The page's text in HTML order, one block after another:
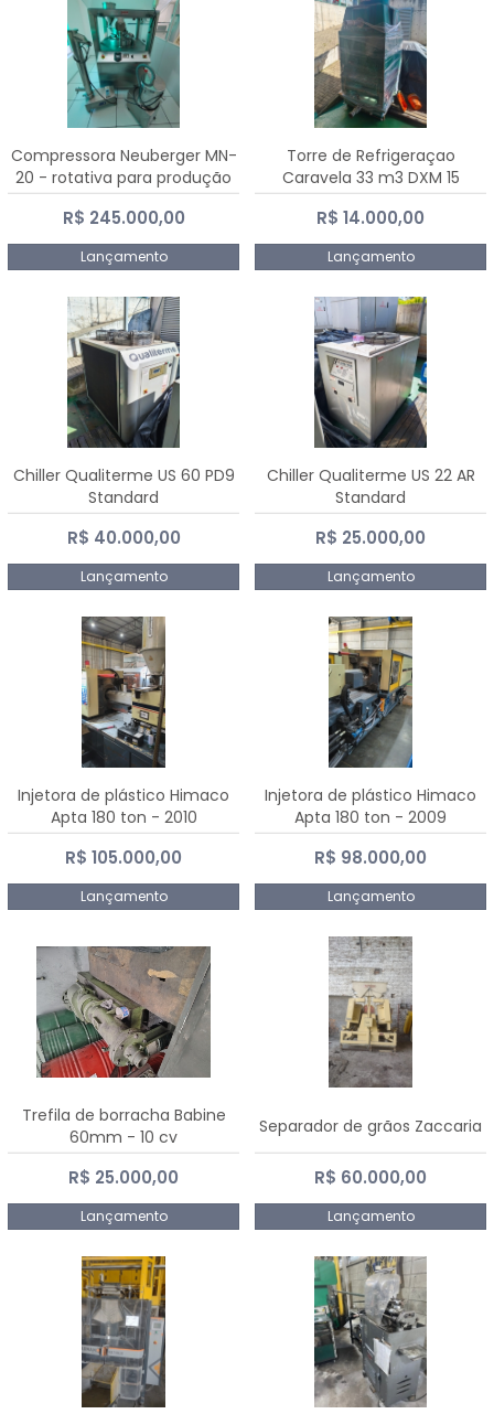
Compressora Neuberger MN-
20 - rotativa para produção
de comprimidos
R$ 245.000,00
Lançamento
Torre de Refrigeraçao
Caravela 33 m3 DXM 15
R$ 14.000,00
Lançamento
Chiller Qualiterme US 60 PD9
Standard
R$ 40.000,00
Lançamento
Chiller Qualiterme US 22 AR
Standard
R$ 25.000,00
Lançamento
Injetora de plástico Himaco
Apta 180 ton - 2010
R$ 105.000,00
Lançamento
Injetora de plástico Himaco
Apta 180 ton - 2009
R$ 98.000,00
Lançamento
Trefila de borracha Babine
60mm - 10 cv
R$ 25.000,00
Lançamento
Separador de grãos Zaccaria
R$ 60.000,00
Lançamento